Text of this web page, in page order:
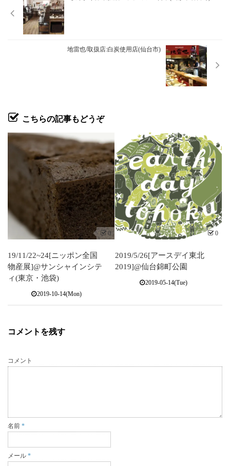
地雷也/取扱店:白炭使用店(仙台市)
こちらの記事もどうぞ
0
19/11/22~24[ニッポン全国
物産展]@サンシャインシテ
ィ(東京・池袋)
2019-10-14(Mon)
0
2019/5/26[アースデイ東北
2019]@仙台錦町公園
2019-05-14(Tue)
コメントを残す
コメント
名前 *
メール *